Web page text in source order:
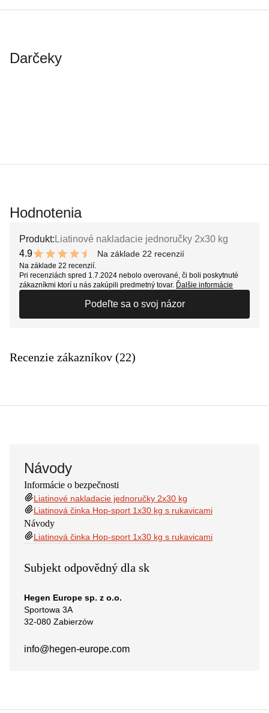
Darčeky
Hodnotenia
Produkt: Liatinové nakladacie jednoručky 2x30 kg
4.9
9.8 out of 10 stars
Na základe 22 recenzií
Na základe 22 recenzií.
Pri recenziách spred 1.7.2024 nebolo overované, či boli poskytnuté
zákazníkmi ktorí u nás zakúpili predmetný tovar. Ďalšie informácie
Podeľte sa o svoj názor
Recenzie zákazníkov (22)
Návody
Informácie o bezpečnosti
Liatinové nakladacie jednoručky 2x30 kg
Liatinová činka Hop-sport 1x30 kg s rukavicami
Návody
Liatinová činka Hop-sport 1x30 kg s rukavicami
Subjekt odpovědný dla sk
Hegen Europe sp. z o.o.
Sportowa 3A
32-080 Zabierzów
info@hegen-europe.com